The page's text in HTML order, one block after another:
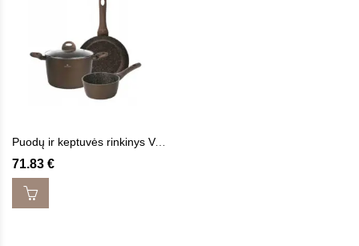
Puodų ir keptuvės rinkinys VALDINOX AURUM 4 vnt.
71.83 €